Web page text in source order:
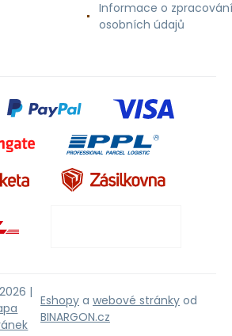
Informace o zpracování
osobních údajů
|
Eshopy a webové stránky od
BINARGON.cz